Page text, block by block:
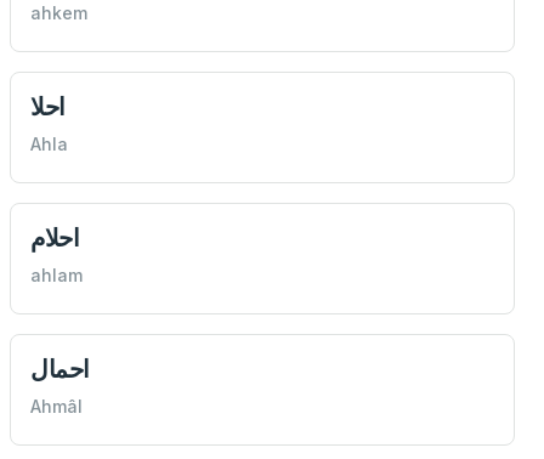
ahkem
احلا
Ahla
احلام
ahlam
احمال
Ahmâl